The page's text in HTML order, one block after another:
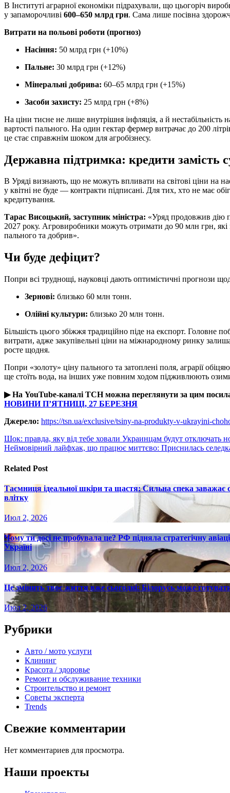
В Інституті аграрної економіки підрахували, що цьогоріч
у запаморочливі 600–650 млрд грн. Сама лише посівна
Витрати на польові роботи (прогноз)
Насіння: 50 млрд грн (+10%)
Пальне: 30 млрд грн (+12%)
Мінеральні добрива: 60–65 млрд грн (+15%)
Засоби захисту: 25 млрд грн (+8%)
На ціни тисне не лише внутрішня інфляція, а й
вартості пального. На один гектар фермер витрачає до 200
це стає справжнім шоком для агробізнесу.
Державна підтримка: кредити замість
В Уряді визнають, що не можуть впливати на світові ціни на
у квітні не буде — контракти підписані. Для тих, хто не має
кредитування.
Тарас Висоцький, заступник міністра: «Уряд продовжив дію
2027 року. Агровиробники можуть отримати до 90 млн грн, які
пального та добрив».
Чи буде дефіцит?
Попри всі труднощі, науковці дають оптимістичні прогнози
Зернові: близько 60 млн тонн.
Олійні культури: близько 20 млн тонн.
Більшість цього збіжжя традиційно піде на експорт. Головне
витрати, адже закупівельні ціни на міжнародному ринку
росте щодня.
Попри «золоту» ціну пального та затоплені поля, аграрії
ще стоїть вода, на інших уже повним ходом підживлюють
▶ На YouTube-каналі ТСН можна переглянути за цим
НОВИНИ П’ЯТНИЦІ, 27 БЕРЕЗНЯ
Джерело: https://tsn.ua/exclusive/tsiny-na-produkty-v-ukrayini-
Навигация
по
записям
Шок: правда, яку від тебе ховали Украинцам будут отключать
Неймовірний лайфхак, що працює миттєво: Приснилась
Related Post
Таємниця ідеальної шкіри та щастя: Сильна спека
влітку
Июл 2, 2026
Чому ти досі не пробувала це? РФ підняла стратегічну
Україні
Июл 2, 2026
Це змінить твоє життя вже сьогодні: Білорусь може
Июл 2, 2026
Рубрики
Авто / мото услуги
Клининг
Красота / здоровье
Ремонт и обслуживание техники
Строительство и ремонт
Советы эксперта
Trends
Свежие комментарии
Нет комментариев для просмотра.
Наши проекты